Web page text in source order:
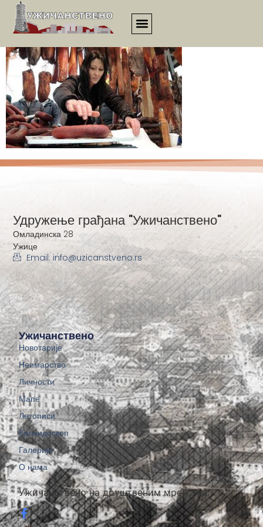
1943
Ужичанствено на друштвеним мрежама:
Ужичанствено
Новотарије
Неимарство
Личности
Мапе
Летописи
Калеидоскоп
Галерије
О нама
Удружење грађана "Ужичанствено"
Омладинска 28
Ужице
Email: info@uzicanstveno.rs